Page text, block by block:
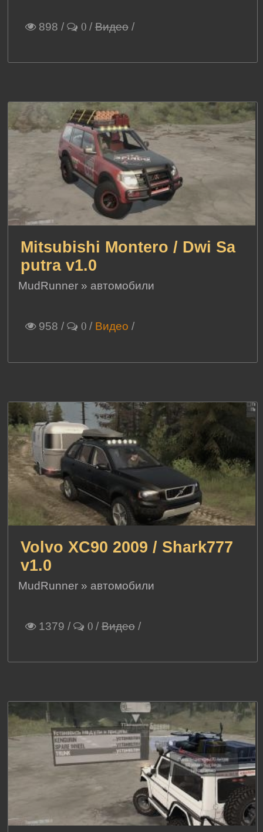
898 / 0 /Видео/
Mitsubishi Montero / Dwi Sa
putra v1.0
MudRunner » автомобили
958 / 0 / Видео /
Volvo XC90 2009 / Shark777
v1.0
MudRunner » автомобили
1379 / 0 /Видео/